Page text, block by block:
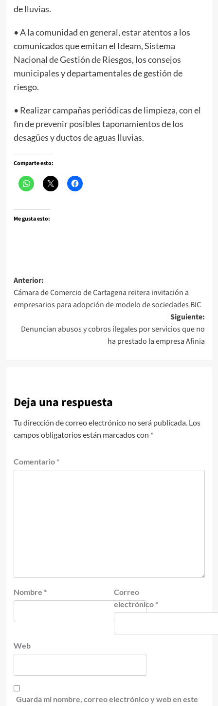
de lluvias.
• A la comunidad en general, estar atentos a los
comunicados que emitan el Ideam, Sistema
Nacional de Gestión de Riesgos, los consejos
municipales y departamentales de gestión de
riesgo.
• Realizar campañas periódicas de limpieza, con el
fin de prevenir posibles taponamientos de los
desagües y ductos de aguas lluvias.
Comparte esto:
Me gusta esto:
Navegación
de
entradas
Anterior:
Cámara de Comercio de Cartagena reitera invitación a
empresarios para adopción de modelo de sociedades BIC
Siguiente:
Denuncian abusos y cobros ilegales por servicios que no
ha prestado la empresa Afinia
Deja una respuesta
Tu dirección de correo electrónico no será publicada. Los
campos obligatorios están marcados con *
Comentario *
Nombre *
Correo
electrónico *
Web
Guarda mi nombre, correo electrónico y web en este